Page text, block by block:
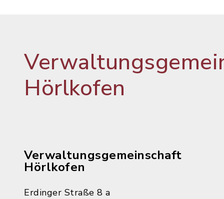
Hörlkofen
Verwaltungsgemeinschaft
Hörlkofen
Erdinger Straße 8 a